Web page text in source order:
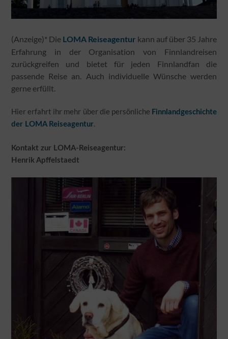
(Anzeige)* Die LOMA Reiseagentur kann auf über 35 Jahre
Erfahrung in der Organisation von Finnlandreisen
zurückgreifen und bietet für jeden Finnlandfan die
passende Reise an. Auch individuelle Wünsche werden
gerne erfüllt.
Hier erfahrt ihr mehr über die persönliche Finnlandgeschichte
der LOMA Reiseagentur.
Kontakt zur LOMA-Reiseagentur:
Henrik Apffelstaedt